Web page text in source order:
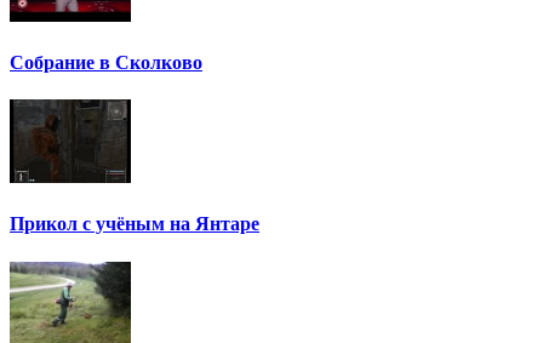
Собрание в Сколково
Прикол с учёным на Янтаре